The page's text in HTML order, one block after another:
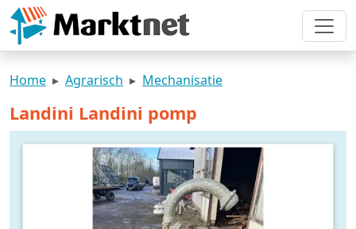
Home Agrarisch Mechanisatie
Landini Landini pomp